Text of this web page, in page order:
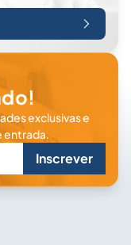
exclusivas e
entrada.
Inscrever